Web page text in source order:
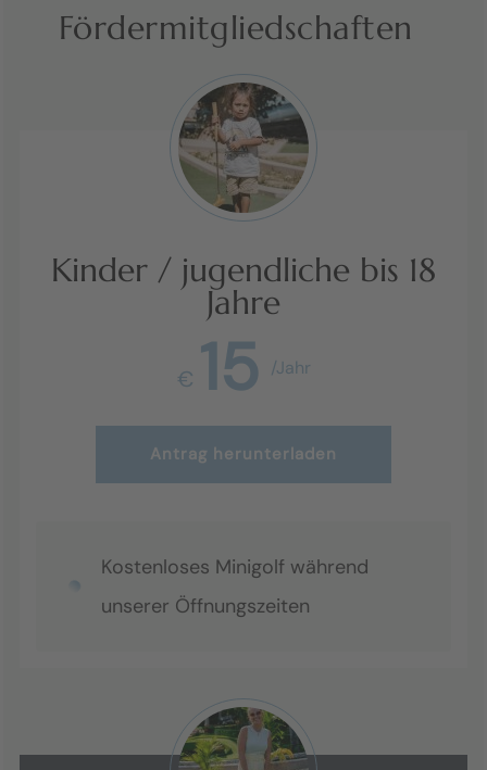
Fördermitgliedschaften
Kinder / jugendliche bis 18
Jahre
€ 15 /Jahr
Antrag herunterladen
Kostenloses Minigolf während
unserer Öffnungszeiten